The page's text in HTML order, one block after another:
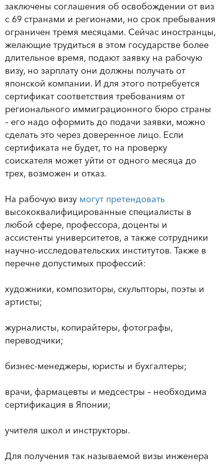
заключены соглашения об освобождении от виз
с 69 странами и регионами, но срок пребывания
ограничен тремя месяцами. Сейчас иностранцы,
желающие трудиться в этом государстве более
длительное время, подают заявку на рабочую
визу, но зарплату они должны получать от
японской компании. И для этого потребуется
сертификат соответствия требованиям от
регионального иммиграционного бюро страны
– его надо оформить до подачи заявки, можно
сделать это через доверенное лицо. Если
сертификата не будет, то на проверку
соискателя может уйти от одного месяца до
трех, возможен и отказ.
На рабочую визу могут претендовать
высококвалифицированные специалисты в
любой сфере, профессора, доценты и
ассистенты университетов, а также сотрудники
научно-исследовательских институтов. Также в
перечне допустимых профессий:
художники, композиторы, скульпторы, поэты и
артисты;
журналисты, копирайтеры, фотографы,
переводчики;
бизнес-менеджеры, юристы и бухгалтеры;
врачи, фармацевты и медсестры – необходима
сертификация в Японии;
учителя школ и инструкторы.
Для получения так называемой визы инженера